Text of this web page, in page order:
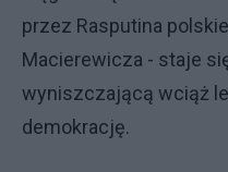
przez Rasputina
Macierewicza - staje
wyniszczającą wciąż
demokrację.